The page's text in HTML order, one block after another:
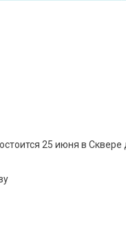
25 июня в